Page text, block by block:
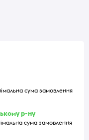
сума замовлення
р-ну
сума замовлення